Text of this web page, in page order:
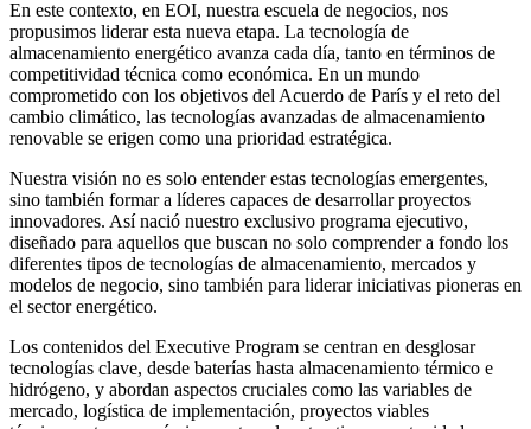
En este contexto, en EOI, nuestra escuela de negocios, nos
propusimos liderar esta nueva etapa. La tecnología de
almacenamiento energético avanza cada día, tanto en términos de
competitividad técnica como económica. En un mundo
comprometido con los objetivos del Acuerdo de París y el reto del
cambio climático, las tecnologías avanzadas de almacenamiento
renovable se erigen como una prioridad estratégica.
Nuestra visión no es solo entender estas tecnologías emergentes,
sino también formar a líderes capaces de desarrollar proyectos
innovadores. Así nació nuestro exclusivo programa ejecutivo,
diseñado para aquellos que buscan no solo comprender a fondo los
diferentes tipos de tecnologías de almacenamiento, mercados y
modelos de negocio, sino también para liderar iniciativas pioneras en
el sector energético.
Los contenidos del Executive Program se centran en desglosar
tecnologías clave, desde baterías hasta almacenamiento térmico e
hidrógeno, y abordan aspectos cruciales como las variables de
mercado, logística de implementación, proyectos viables